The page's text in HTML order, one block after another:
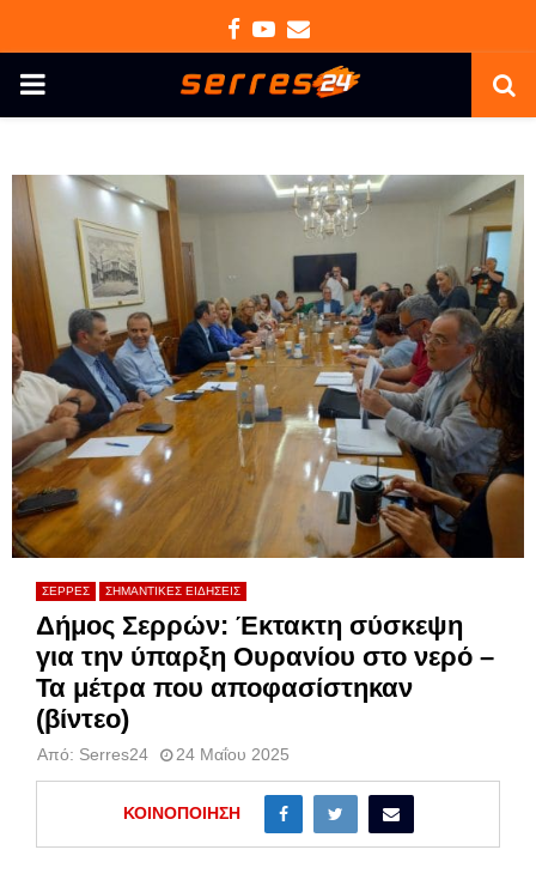
Facebook
Youtube
Email
PRIMARY
ΣΕΡΡΕΣ ΣΗΜΑΝΤΙΚΕΣ ΕΙΔΗΣΕΙΣ
Δήμος Σερρών: Έκτακτη σύσκεψη
για την ύπαρξη Ουρανίου στο νερό –
Τα μέτρα που αποφασίστηκαν
(βίντεο)
Από: Serres24 24 Μαΐου 2025
ΚΟΙΝΟΠΟΊΗΣΗ